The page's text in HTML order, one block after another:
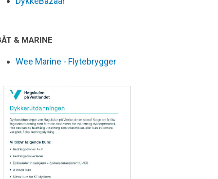
& MARINE
Wee Marine - Flytebrygger